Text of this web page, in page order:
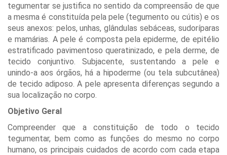
tegumentar se justifica no sentido da compreensão de que
a mesma é constituída pela pele (tegumento ou cútis) e os
seus anexos: pelos, unhas, glândulas sebáceas, sudoríparas
e mamárias. A pele é composta pela epiderme, de epitélio
estratificado pavimentoso queratinizado, e pela derme, de
tecido conjuntivo. Subjacente, sustentando a pele e
unindo-a aos órgãos, há a hipoderme (ou tela subcutânea)
de tecido adiposo. A pele apresenta diferenças segundo a
sua localização no corpo.
Objetivo Geral
Compreender que a constituição de todo o tecido
tegumentar, bem como as funções do mesmo no corpo
humano, os principais cuidados de acordo com cada etapa